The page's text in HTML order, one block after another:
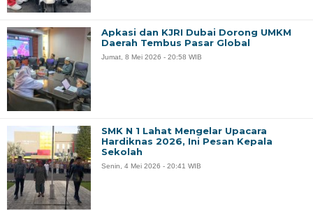
Apkasi dan KJRI Dubai Dorong UMKM
Daerah Tembus Pasar Global
Jumat, 8 Mei 2026 - 20:58 WIB
SMK N 1 Lahat Mengelar Upacara
Hardiknas 2026, Ini Pesan Kepala
Sekolah
Senin, 4 Mei 2026 - 20:41 WIB